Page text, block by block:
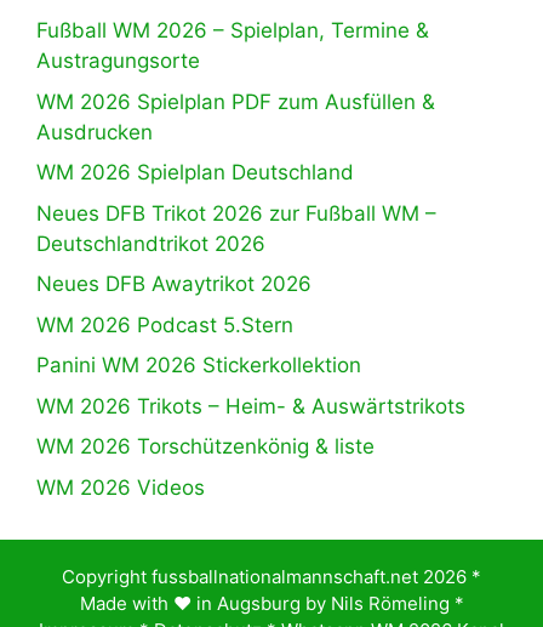
Fußball WM 2026 – Spielplan, Termine &
Austragungsorte
WM 2026 Spielplan PDF zum Ausfüllen &
Ausdrucken
WM 2026 Spielplan Deutschland
Neues DFB Trikot 2026 zur Fußball WM –
Deutschlandtrikot 2026
Neues DFB Awaytrikot 2026
WM 2026 Podcast 5.Stern
Panini WM 2026 Stickerkollektion
WM 2026 Trikots – Heim- & Auswärtstrikots
WM 2026 Torschützenkönig & liste
WM 2026 Videos
Copyright fussballnationalmannschaft.net 2026 *
Made with ♥️ in Augsburg by Nils Römeling *